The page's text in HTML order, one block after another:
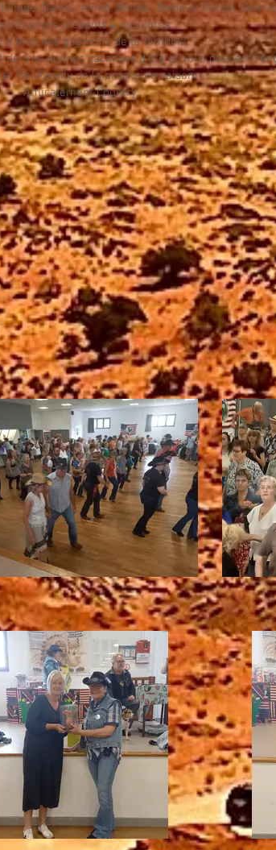
Daniel, Annie, Renée , Nono et Daniel,
toujours présents à nos cotés.
à tous nos gagnants de la tombola.
très bonnes vacances d'été et vous donnent
Bal Family de la prochaine saison.
Amicalement Country